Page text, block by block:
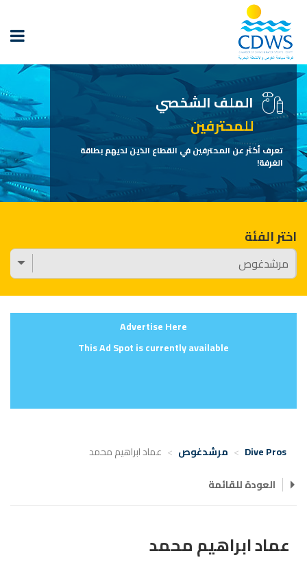
الملف الشخصي
للمحترفين
تعرف أكثر عن المحترفين في القطاع الذين لديهم بطاقة
الغرفة!
اختر الفئة
Advertise Here
This Ad Spot is currently available
Dive Pros مرشدغوص
عماد ابراهيم محمد
العودة للقائمة
عماد ابراهيم محمد